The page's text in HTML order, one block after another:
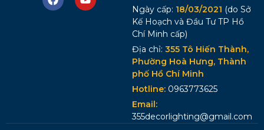
Ngày cấp: 18/03/2021 (do Sở
Kế Hoạch và Đầu Tư TP Hồ
Chí Minh cấp)
Địa chỉ: 355 Tô Hiến Thành,
Phường Hoà Hưng, Thành
phố Hồ Chí Minh
Hotline: 0963773625
Email:
355decorlighting@gmail.com